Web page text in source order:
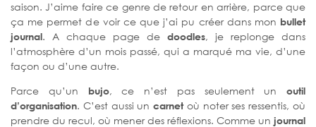
saison. J’aime faire ce genre de retour en arrière, parce que
ça me permet de voir ce que j’ai pu créer dans mon bullet
journal. A chaque page de doodles, je replonge dans
l’atmosphère d’un mois passé, qui a marqué ma vie, d’une
façon ou d’une autre.
Parce qu’un bujo, ce n’est pas seulement un outil
d’organisation. C’est aussi uncarnetoù noter ses ressentis, où
prendre du recul, où mener des réflexions. Comme un journal